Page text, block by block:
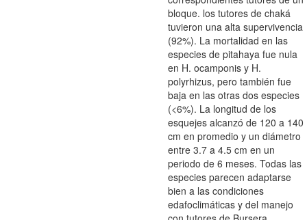
bloque. los tutores de chaká
tuvieron una alta supervivencia
(92%). La mortalidad en las
especies de pitahaya fue nula
en H. ocamponis y H.
polyrhizus, pero también fue
baja en las otras dos especies
(<6%). La longitud de los
esquejes alcanzó de 120 a 140
cm en promedio y un diámetro
entre 3.7 a 4.5 cm en un
periodo de 6 meses. Todas las
especies parecen adaptarse
bien a las condiciones
edafoclimáticas y del manejo